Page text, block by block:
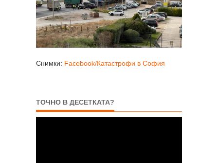
Снимки: Facebook/Катастрофи в София
ТОЧНО В ДЕСЕТКАТА?